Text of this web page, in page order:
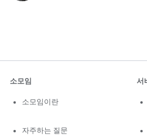
소모임
소모임이란
자주하는 질문
서